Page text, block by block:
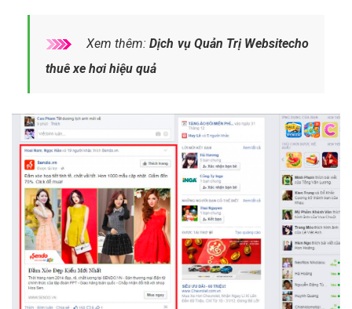
Xem thêm:Dịch vụ Quản Trị Websitecho
thuê xe hơi hiệu quả